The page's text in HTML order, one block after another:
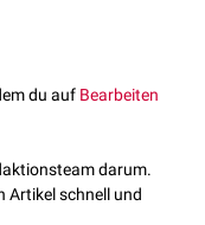
du auf Bearbeiten
darum.
Artikel schnell und